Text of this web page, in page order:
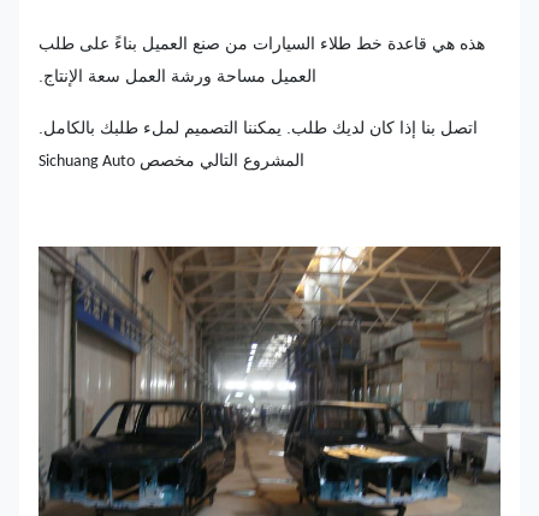
هذه هي قاعدة خط طلاء السيارات من صنع العميل بناءً على طلب
العميل مساحة ورشة العمل سعة الإنتاج.
اتصل بنا إذا كان لديك طلب. يمكننا التصميم لملء طلبك بالكامل.
المشروع التالي مخصصSichuang Auto